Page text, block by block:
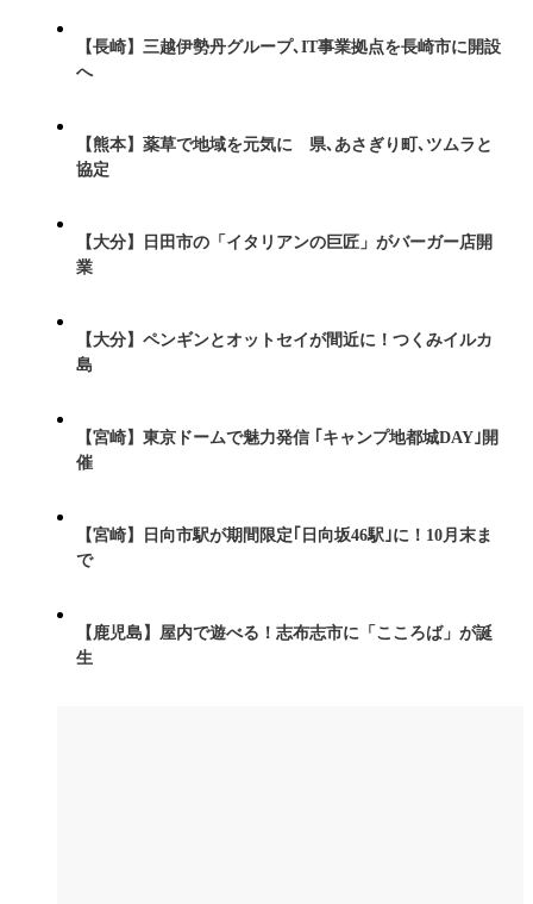
【長崎】三越伊勢丹グループ､IT事業拠点を長崎市に開設
へ
【熊本】薬草で地域を元気に 県､あさぎり町､ツムラと
協定
【大分】日田市の「イタリアンの巨匠」がバーガー店開
業
【大分】ペンギンとオットセイが間近に！つくみイルカ
島
【宮崎】東京ドームで魅力発信 ｢キャンプ地都城DAY｣開
催
【宮崎】日向市駅が期間限定｢日向坂46駅｣に！10月末ま
で
【鹿児島】屋内で遊べる！志布志市に「こころば」が誕
生